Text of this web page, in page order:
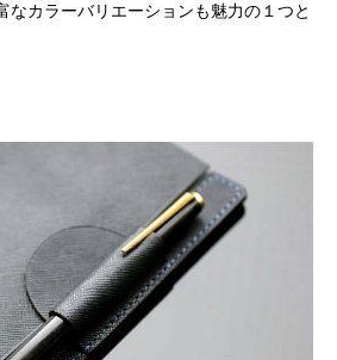
なカラーバリエーションも魅力の１つと